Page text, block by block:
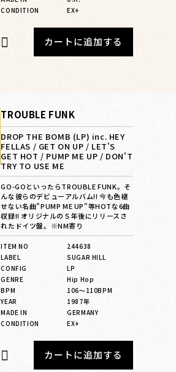
CONDITION
EX+
カートに追加する
TROUBLE FUNK
DROP THE BOMB (LP) inc. HEY
FELLAS / GET ON UP / LET'S
GET HOT / PUMP ME UP / DON'T
TRY TO USE ME
GO-GOといったらTROUBLE FUNK。そ
んな彼らのデビューアルバム!! 今も色褪
せない名曲"PUMP ME UP"等HOTな6曲
収録!! オリジナルの５年後にリリースさ
れたドイツ盤。※NM寄り
ITEM NO
244638
LABEL
SUGAR HILL
CONFIG
LP
GENRE
Hip Hop
BPM
106〜110BPM
YEAR
1987年
MADE IN
GERMANY
CONDITION
EX+
カートに追加する